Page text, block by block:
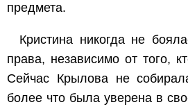
предмета.
Кристина никогда не
права, независимо от того,
Сейчас Крылова не
более что была уверена в